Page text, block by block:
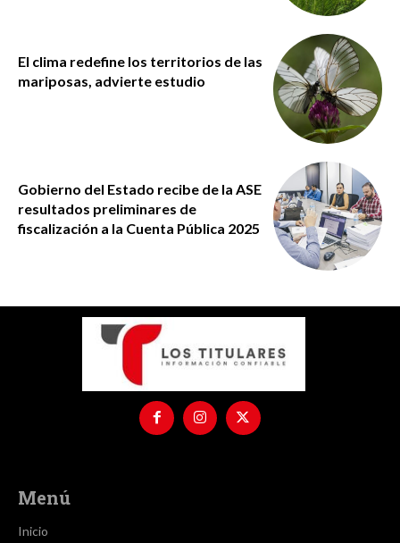
El clima redefine los territorios de las
mariposas, advierte estudio
Gobierno del Estado recibe de la ASE
resultados preliminares de
fiscalización a la Cuenta Pública 2025
Menú
Inicio